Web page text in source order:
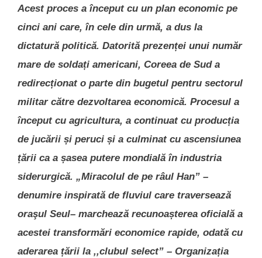
Acest proces a început cu un plan economic pe
cinci ani care, în cele din urmă, a dus la
dictatură politică. Datorită prezenței unui număr
mare de soldați americani, Coreea de Sud a
redirecționat o parte din bugetul pentru sectorul
militar către dezvoltarea economică. Procesul a
început cu agricultura, a continuat cu producția
de jucării și peruci și a culminat cu ascensiunea
țării ca a șasea putere mondială în industria
siderurgică. „Miracolul de pe râul Han” –
denumire inspirată de fluviul care traversează
oraşul Seul– marchează recunoașterea oficială a
acestei transformări economice rapide, odată cu
aderarea țării la ,,clubul select” – Organizația